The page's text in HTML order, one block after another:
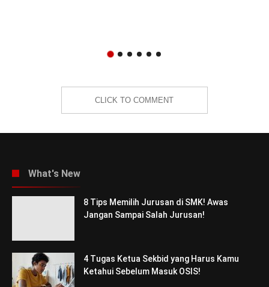
CLICK TO COMMENT
What's New
8 Tips Memilih Jurusan di SMK! Awas
Jangan Sampai Salah Jurusan!
4 Tugas Ketua Sekbid yang Harus Kamu
Ketahui Sebelum Masuk OSIS!